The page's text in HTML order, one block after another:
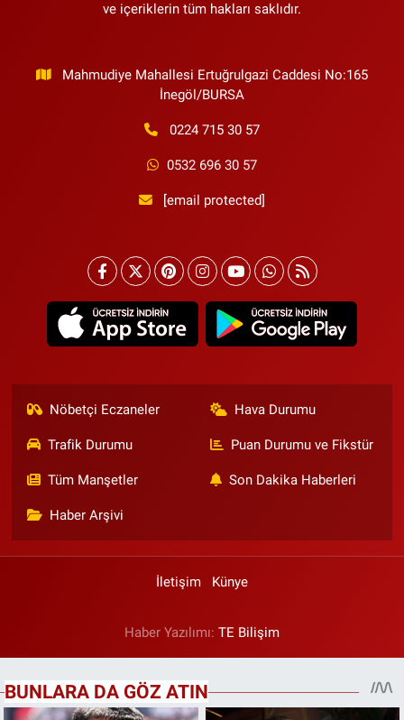
ve içeriklerin tüm hakları saklıdır.
Mahmudiye Mahallesi Ertuğrulgazi Caddesi No:165
İnegöl/BURSA
0224 715 30 57
0532 696 30 57
[email protected]
Nöbetçi Eczaneler Hava Durumu
Trafik Durumu Puan Durumu ve Fikstür
Tüm Manşetler Son Dakika Haberleri
Haber Arşivi
İletişim Künye
Haber Yazılımı: TE Bilişim